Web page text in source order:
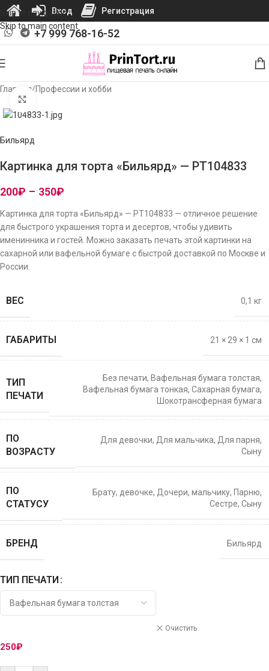
Skip to navigation
Skip to main content
+7 999 768-16-52
Главная/Профессии и хобби
Бильярд
Картинка для торта «Бильярд» — PT104833
200₽ – 350₽
Картинка для торта «Бильярд» — PT104833 — отличное решение
для быстрого украшения торта и десертов, чтобы удивить
именинника и гостей. Можно заказать печать этой картинки на
сахарной или вафельной бумаге с быстрой доставкой по Москве и
России.
ВЕС 0,1 кг
ГАБАРИТЫ 21 × 29 × 1 см
ТИП
ПЕЧАТИ
Без печати, Вафельная бумага толстая,
Вафельная бумага тонкая, Сахарная бумага,
Шокотрансферная бумага
ПО
ВОЗРАСТУ
Для девочки, Для мальчика, Для парня,
Сыну
ПО
СТАТУСУ
Брату, девочке, Дочери, мальчику, Парню,
Сестре, Сыну
БРЕНД Бильярд
ТИП ПЕЧАТИ
Очистить
250₽
Вход Регистрация